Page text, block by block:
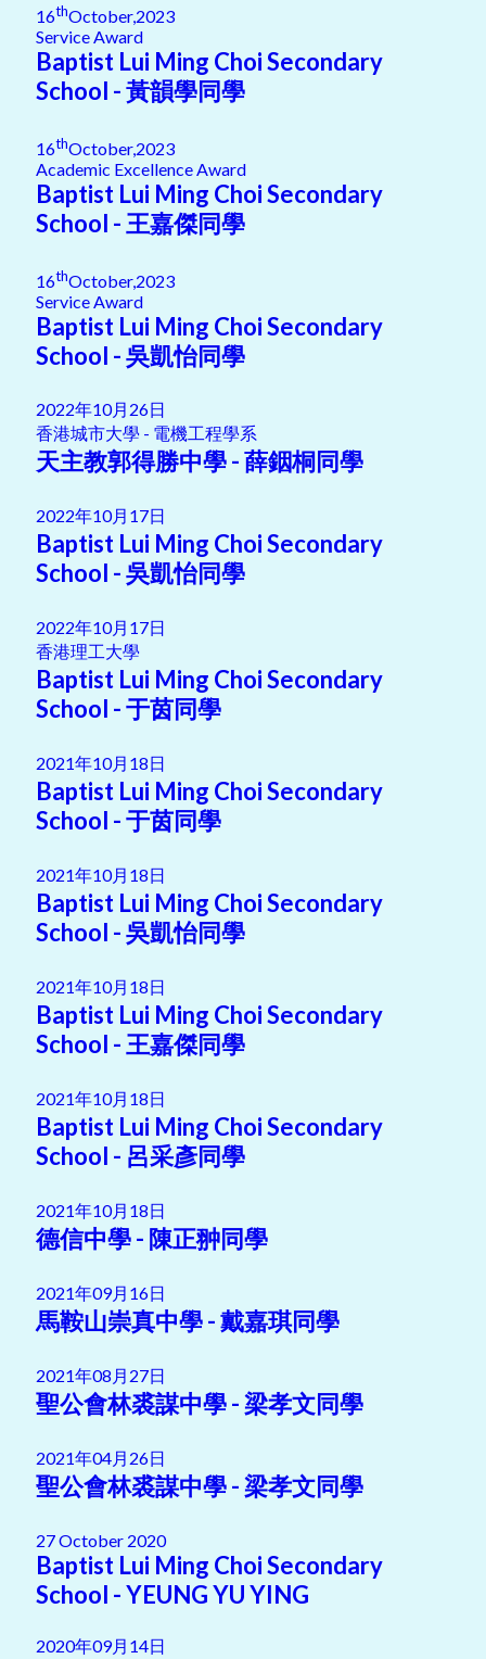
16thOctober,2023
Service Award
Baptist Lui Ming Choi Secondary
School - 黃韻學同學
16thOctober,2023
Academic Excellence Award
Baptist Lui Ming Choi Secondary
School - 王嘉傑同學
16thOctober,2023
Service Award
Baptist Lui Ming Choi Secondary
School - 吳凱怡同學
2022年10月26日
香港城市大學 - 電機工程學系
天主教郭得勝中學 - 薛銦桐同學
2022年10月17日
Baptist Lui Ming Choi Secondary
School - 吳凱怡同學
2022年10月17日
香港理工大學
Baptist Lui Ming Choi Secondary
School - 于茵同學
2021年10月18日
Baptist Lui Ming Choi Secondary
School - 于茵同學
2021年10月18日
Baptist Lui Ming Choi Secondary
School - 吳凱怡同學
2021年10月18日
Baptist Lui Ming Choi Secondary
School - 王嘉傑同學
2021年10月18日
Baptist Lui Ming Choi Secondary
School - 呂采彥同學
2021年10月18日
德信中學 - 陳正翀同學
2021年09月16日
馬鞍山崇真中學 - 戴嘉琪同學
2021年08月27日
聖公會林裘謀中學 - 梁孝文同學
2021年04月26日
聖公會林裘謀中學 - 梁孝文同學
27 October 2020
Baptist Lui Ming Choi Secondary
School - YEUNG YU YING
2020年09月14日